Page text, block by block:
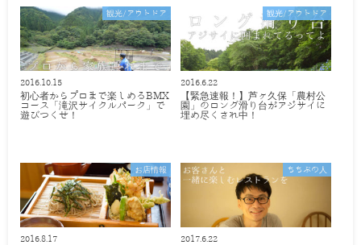
観光/アウトドア
2016.10.15
初心者からプロまで楽しめるBMX
コース「滝沢サイクルパーク」で
遊びつくせ！
観光/アウトドア
2016.6.22
【緊急速報！】芦ヶ久保「農村公
園」のロング滑り台がアジサイに
埋め尽くされ中！
お店情報
2016.8.17
ちちぶの人
2017.6.22